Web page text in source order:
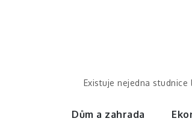
Existuje nejedna
Dům a zahrada